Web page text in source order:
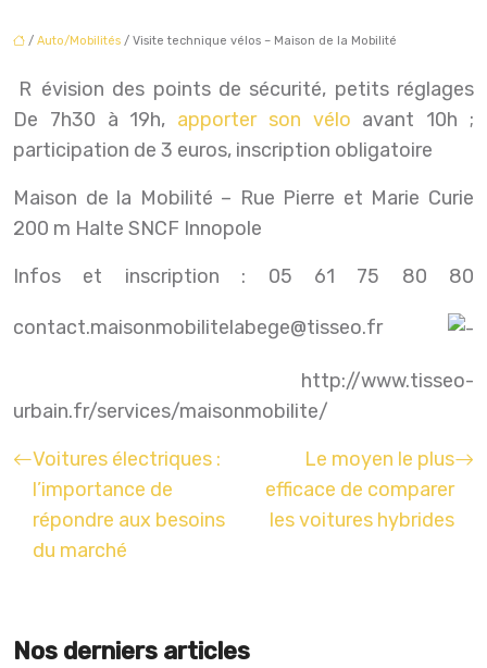
/ Auto/Mobilités / Visite technique vélos – Maison de la Mobilité
Révision des points de sécurité, petits réglages
De 7h30 à 19h, apporter son vélo avant 10h ;
participation de 3 euros, inscription obligatoire
Maison de la Mobilité – Rue Pierre et Marie Curie
200 m Halte SNCF Innopole
Infos et inscription : 05 61 75 80 80
contact.maisonmobilitelabege@tisseo.fr
http://www.tisseo-
urbain.fr/services/maisonmobilite/
Voitures électriques :
l’importance de
répondre aux besoins
du marché
Le moyen le plus
efficace de comparer
les voitures hybrides
Nos derniers articles